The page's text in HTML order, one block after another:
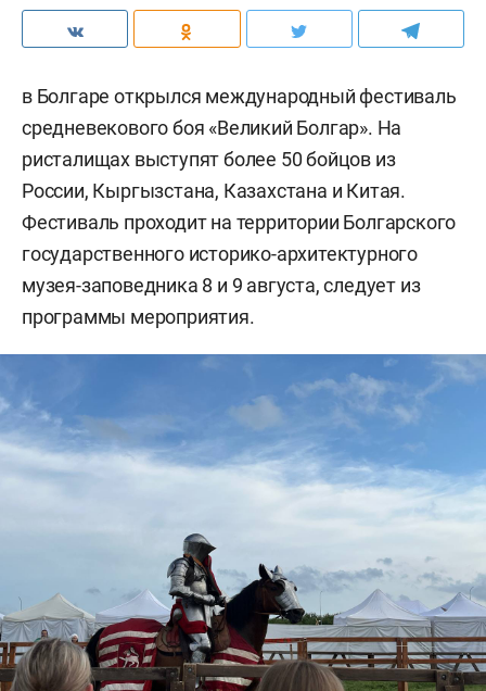
в Болгаре открылся международный фестиваль
средневекового боя «Великий Болгар». На
ристалищах выступят более 50 бойцов из
России, Кыргызстана, Казахстана и Китая.
Фестиваль проходит на территории Болгарского
государственного историко-архитектурного
музея-заповедника 8 и 9 августа, следует из
программы мероприятия.